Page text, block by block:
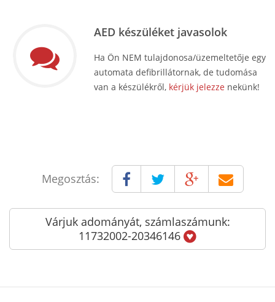
AED készüléket javasolok
Ha Ön NEM tulajdonosa/üzemeltetője egy
automata defibrillátornak, de tudomása
van a készülékről, kérjük jelezze nekünk!
Megosztás:
Várjuk adományát, számlaszámunk:
11732002-20346146